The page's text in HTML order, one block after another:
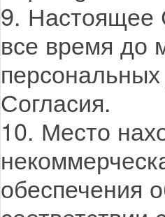
9. Настоящее
все время до
Согласия.
10. Место
обеспечения